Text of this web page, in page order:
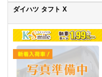
ダイハツ タフト X